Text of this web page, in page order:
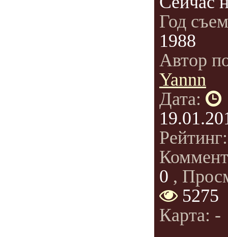
Год
1988
Автор
Yannn
Дата:
0 ,
5275
Карта: -